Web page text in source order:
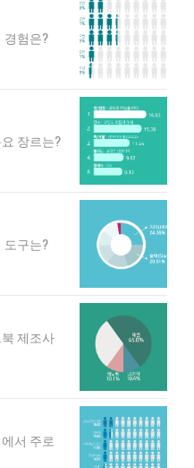
경험은?
장르는?
도구는?
제조사
서 주로